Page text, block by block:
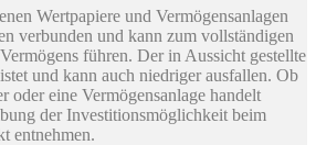
Wertpapiere und Vermögensanlagen
verbunden und kann zum vollständigen
führen. Der in Aussicht gestellte
und kann auch niedriger ausfallen. Ob
oder eine Vermögensanlage handelt
der Investitionsmöglichkeit beim
entnehmen.